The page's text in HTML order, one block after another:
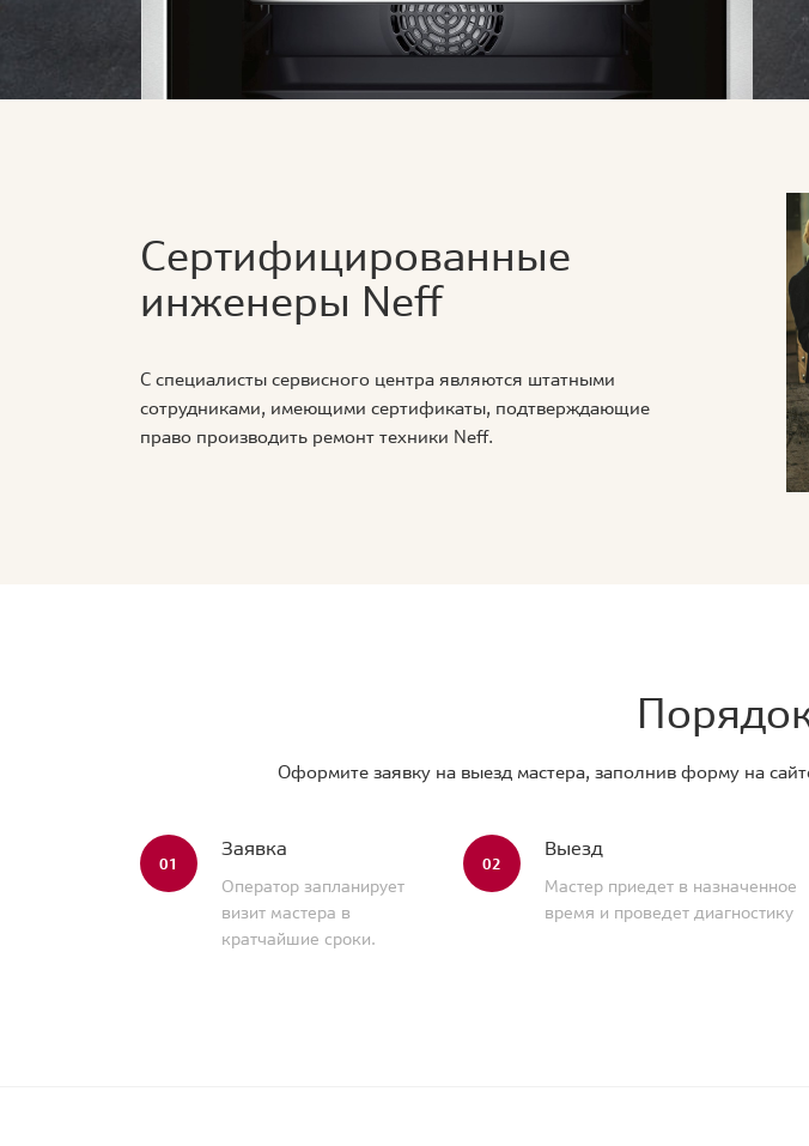
Сертифицированные
инженеры Neff
С специалисты сервисного центра являются штатными
сотрудниками, имеющими сертификаты, подтверждающие
право производить ремонт техники Neff.
Оформите заявку на выезд мастера, заполнив форму на
01
Заявка
Оператор запланирует
визит мастера в
кратчайшие сроки.
02
Выезд
Мастер приедет в назначенное
время и проведет диагностику